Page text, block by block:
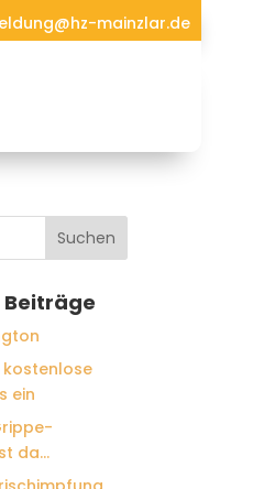
mainzlar.de
Beiträge
ein
da…